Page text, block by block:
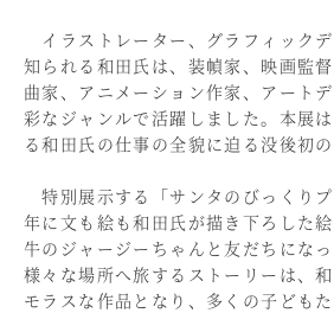
イラストレーター、グラフィック
知られる和田氏は、装幀家、映画監
曲家、アニメーション作家、アート
彩なジャンルで活躍しました。本展
る和田氏の仕事の全貌に迫る没後初の
特別展示する「サンタのびっくり
年に文も絵も和田氏が描き下ろした
牛のジャージーちゃんと友だちにな
様々な場所へ旅するストーリーは、
モラスな作品となり、多くの子どもた